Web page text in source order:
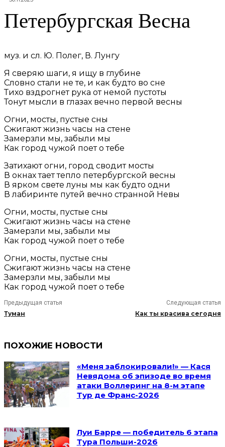
Петербургская Весна
муз. и сл. Ю. Полег, В. Лунгу
Я сверяю шаги, я ищу в глубине
Словно стали не те, и как будто во сне
Тихо вздрогнет рука от немой пустоты
Тонут мысли в глазах вечно первой весны
Огни, мосты, пустые сны
Сжигают жизнь часы на стене
Замерзли мы, забыли мы
Как город чужой поет о тебе
Затихают огни, город сводит мосты
В окнах тает тепло петербургской весны
В ярком свете луны мы как будто одни
В лабиринте путей вечно странной Невы
Огни, мосты, пустые сны
Сжигают жизнь часы на стене
Замерзли мы, забыли мы
Как город чужой поет о тебе
Огни, мосты, пустые сны
Сжигают жизнь часы на стене
Замерзли мы, забыли мы
Как город чужой поет о тебе
Предыдущая статья
Туман
Следующая статья
Как ты красива сегодня
ПОХОЖИЕ НОВОСТИ
«Меня заблокировали!» — Кася
Невядома об эпизоде во время
атаки Воллеринг на 8-м этапе
Тур де Франс-2026
Луи Барре — победитель 6 этапа
Тура Польши-2026